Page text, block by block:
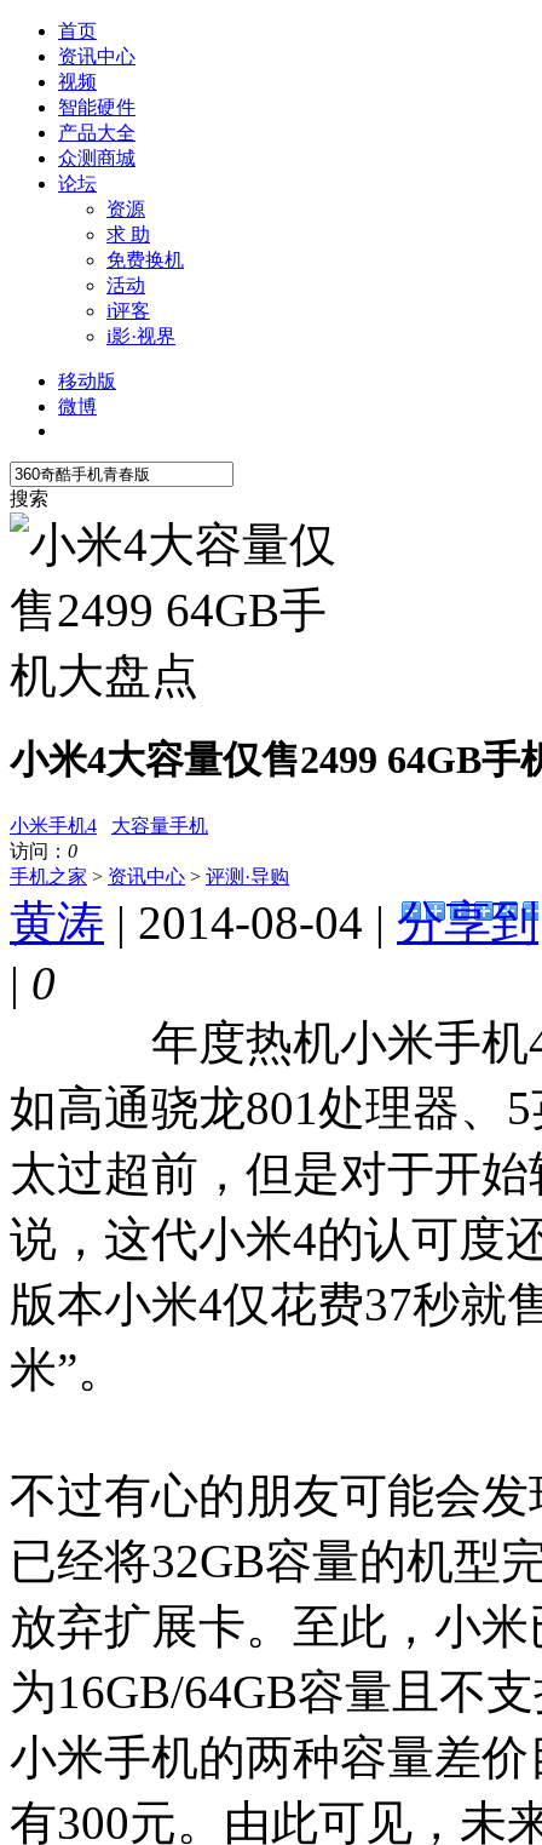
首页
资讯中心
视频
智能硬件
产品大全
众测商城
论坛
资源
求 助
免费换机
活动
i评客
i影·视界
移动版
微博
搜索
小米4大容量仅售2499 64GB手
小米手机4
大容量手机
访问： 0
手机之家 > 资讯中心 > 评测·导购
黄涛 | 2014-08-04 | 分享到
| 0
年度热机小米手机4
如高通骁龙801处理器、
太过超前，但是对于开
说，这代小米4的认可度
版本小米4仅花费37秒就
米”。
不过有心的朋友可能会
已经将32GB容量的机型
放弃扩展卡。至此，小
为16GB/64GB容量且不
小米手机的两种容量差
有300元。由此可见，未